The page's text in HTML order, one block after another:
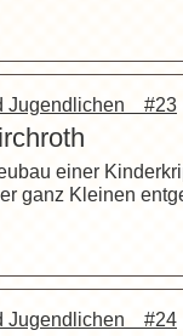
Jugendlichen #23
einer
ganz Kleinen
Jugendlichen #24